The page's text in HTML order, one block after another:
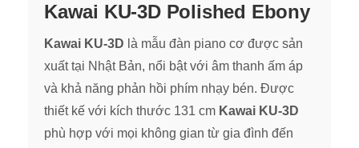
Kawai KU-3D Polished Ebony
Kawai KU-3D là mẫu đàn piano cơ được sản
xuất tại Nhật Bản, nổi bật với âm thanh ấm áp
và khả năng phản hồi phím nhạy bén. Được
thiết kế với kích thước 131 cm Kawai KU-3D
phù hợp với mọi không gian từ gia đình đến